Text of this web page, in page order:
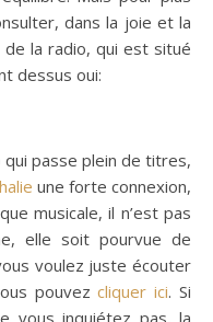
dans la joie et la
la radio, qui est situé
dessus oui:
qui passe plein de titres,
une forte connexion,
musicale, il n’est pas
elle soit pourvue de
voulez juste écouter
pouvezcliquer ici. Si
vous inquiétez pas, la